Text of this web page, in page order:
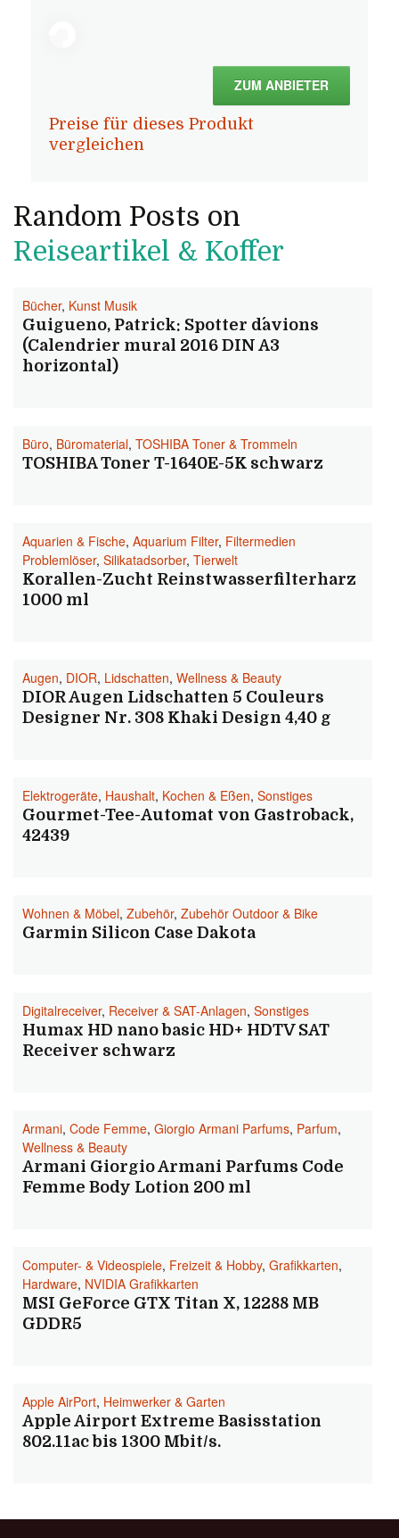
ZUM ANBIETER
Preise für dieses Produkt
vergleichen
Random Posts on
Reiseartikel & Koffer
Bücher, Kunst Musik
Guigueno, Patrick: Spotter d´avions
(Calendrier mural 2016 DIN A3
horizontal)
Büro, Büromaterial, TOSHIBA Toner & Trommeln
TOSHIBA Toner T-1640E-5K schwarz
Aquarien & Fische, Aquarium Filter, Filtermedien
Problemlöser, Silikatadsorber, Tierwelt
Korallen-Zucht Reinstwasserfilterharz
1000 ml
Augen, DIOR, Lidschatten, Wellness & Beauty
DIOR Augen Lidschatten 5 Couleurs
Designer Nr. 308 Khaki Design 4,40 g
Elektrogeräte, Haushalt, Kochen & Eßen, Sonstiges
Gourmet-Tee-Automat von Gastroback,
42439
Wohnen & Möbel, Zubehör, Zubehör Outdoor & Bike
Garmin Silicon Case Dakota
Digitalreceiver, Receiver & SAT-Anlagen, Sonstiges
Humax HD nano basic HD+ HDTV SAT
Receiver schwarz
Armani, Code Femme, Giorgio Armani Parfums, Parfum,
Wellness & Beauty
Armani Giorgio Armani Parfums Code
Femme Body Lotion 200 ml
Computer- & Videospiele, Freizeit & Hobby, Grafikkarten,
Hardware, NVIDIA Grafikkarten
MSI GeForce GTX Titan X, 12288 MB
GDDR5
Apple AirPort, Heimwerker & Garten
Apple Airport Extreme Basisstation
802.11ac bis 1300 Mbit/s.